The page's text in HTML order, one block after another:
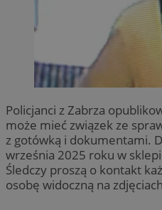
Policjanci z Zabrza
może mieć związek ze
z gotówką i dokumentami.
września 2025 roku w
Śledczy proszą o kontakt
osobę widoczną na